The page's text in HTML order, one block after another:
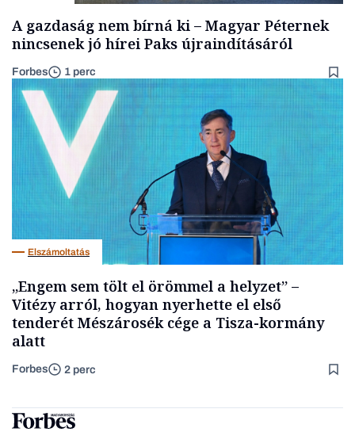
A gazdaság nem bírná ki – Magyar Péternek
nincsenek jó hírei Paks újraindításáról
Forbes 1 perc
Elszámoltatás
„Engem sem tölt el örömmel a helyzet” –
Vitézy arról, hogyan nyerhette el első
tenderét Mészárosék cége a Tisza-kormány
alatt
Forbes 2 perc